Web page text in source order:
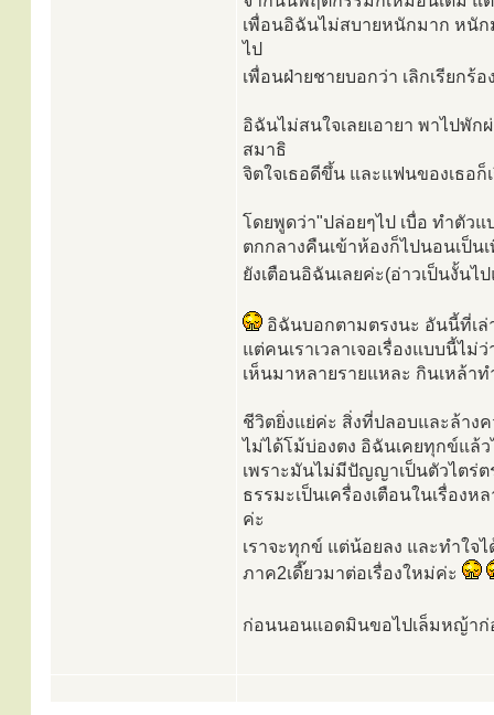
เพื่อนอิฉันไม่สบายหนักมาก หนั
ไป
เพื่อนฝ่ายชายบอกว่า เลิกเรียกร้
อิฉันไม่สนใจเลยเอายา พาไปพั
สมาธิ
จิตใจเธอดีขึ้น และแฟนของเธอก็
โดยพูดว่า"ปล่อยๆไป เบื่อ ทำตัว
ตกกลางคืนเข้าห้องก็ไปนอนเป็น
ยังเตือนอิฉันเลยค่ะ(อ่าวเป็นงั้นไ
อิฉันบอกตามตรงนะ อันนี้ที่เล่
แต่คนเราเวลาเจอเรื่องแบบนี้ไ
เห็นมาหลายรายแหละ กินเหล้า
ชีวิตยิ่งแย่ค่ะ สิ่งที่ปลอบและล้าง
ไม่ได้โม้บ่องตง อิฉันเคยทุกข์แล้
เพราะมันไม่มีปัญญาเป็นตัวไตร่
ธรรมะเป็นเครื่องเตือนในเรื่อง
ค่ะ
เราจะทุกข์ แต่น้อยลง และทำใจ
ภาค2เดี๊ยวมาต่อเรื่องใหม่ค่ะ
ก่อนนอนแอดมินขอไปเล็มหญ้าก่